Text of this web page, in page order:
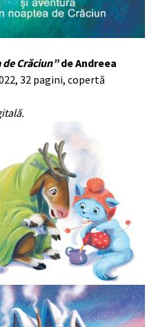
Crăciun”de Andreea
32 pagini, copertă